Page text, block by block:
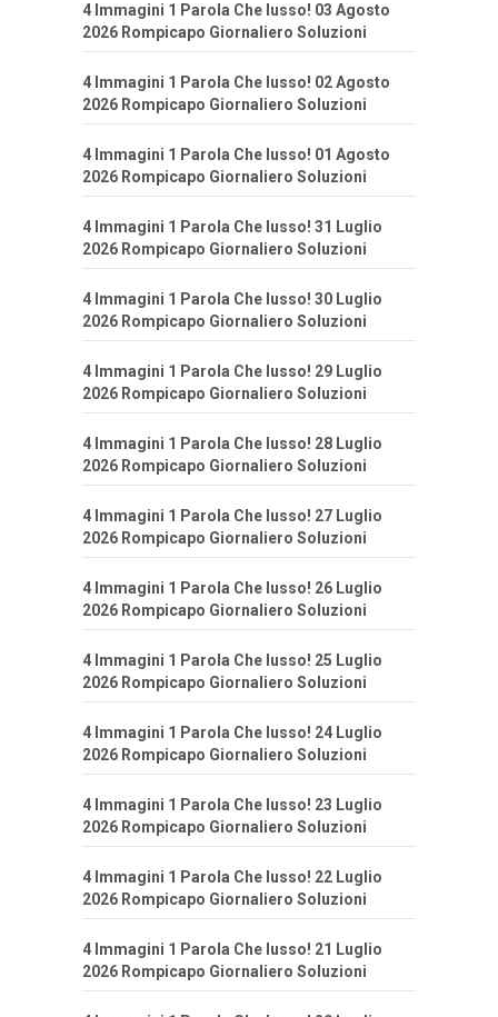
4 Immagini 1 Parola Che lusso! 03 Agosto
2026 Rompicapo Giornaliero Soluzioni
4 Immagini 1 Parola Che lusso! 02 Agosto
2026 Rompicapo Giornaliero Soluzioni
4 Immagini 1 Parola Che lusso! 01 Agosto
2026 Rompicapo Giornaliero Soluzioni
4 Immagini 1 Parola Che lusso! 31 Luglio
2026 Rompicapo Giornaliero Soluzioni
4 Immagini 1 Parola Che lusso! 30 Luglio
2026 Rompicapo Giornaliero Soluzioni
4 Immagini 1 Parola Che lusso! 29 Luglio
2026 Rompicapo Giornaliero Soluzioni
4 Immagini 1 Parola Che lusso! 28 Luglio
2026 Rompicapo Giornaliero Soluzioni
4 Immagini 1 Parola Che lusso! 27 Luglio
2026 Rompicapo Giornaliero Soluzioni
4 Immagini 1 Parola Che lusso! 26 Luglio
2026 Rompicapo Giornaliero Soluzioni
4 Immagini 1 Parola Che lusso! 25 Luglio
2026 Rompicapo Giornaliero Soluzioni
4 Immagini 1 Parola Che lusso! 24 Luglio
2026 Rompicapo Giornaliero Soluzioni
4 Immagini 1 Parola Che lusso! 23 Luglio
2026 Rompicapo Giornaliero Soluzioni
4 Immagini 1 Parola Che lusso! 22 Luglio
2026 Rompicapo Giornaliero Soluzioni
4 Immagini 1 Parola Che lusso! 21 Luglio
2026 Rompicapo Giornaliero Soluzioni